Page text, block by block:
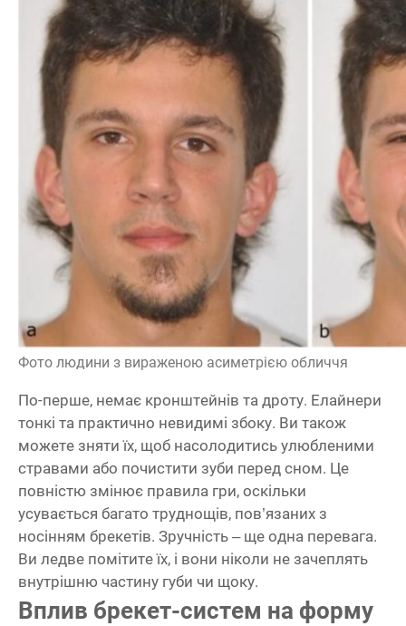
Фото людини з вираженою асиметрією обличчя
По-перше, немає кронштейнів та дроту. Елайнери
тонкі та практично невидимі збоку. Ви також
можете зняти їх, щоб насолодитись улюбленими
стравами або почистити зуби перед сном. Це
повністю змінює правила гри, оскільки
усувається багато труднощів, пов’язаних з
носінням брекетів. Зручність – ще одна перевага.
Ви ледве помітите їх, і вони ніколи не зачеплять
внутрішню частину губи чи щоку.
Вплив брекет-систем на форму